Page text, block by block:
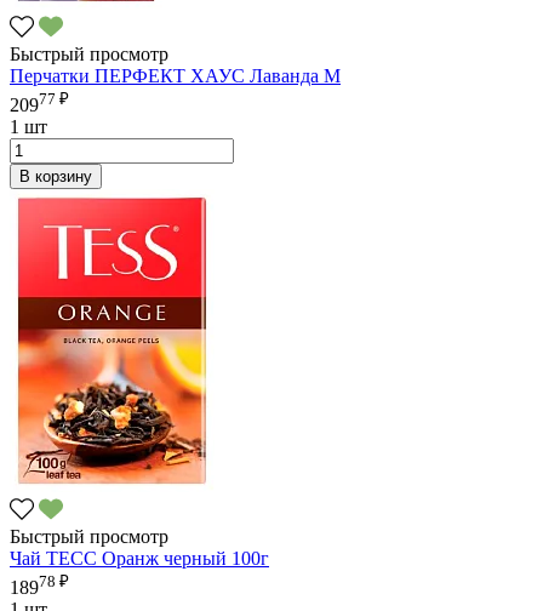
Быстрый просмотр
Перчатки ПЕРФЕКТ ХАУС Лаванда M
20977 ₽
1 шт
В корзину
Быстрый просмотр
Чай ТЕСС Оранж черный 100г
18978 ₽